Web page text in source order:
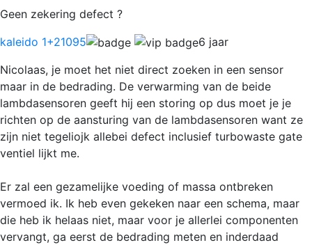
Geen zekering defect ?
kaleido 1+21095
6 jaar
Nicolaas, je moet het niet direct zoeken in een sensor
maar in de bedrading. De verwarming van de beide
lambdasensoren geeft hij een storing op dus moet je je
richten op de aansturing van de lambdasensoren want ze
zijn niet tegeliojk allebei defect inclusief turbowaste gate
ventiel lijkt me.
Er zal een gezamelijke voeding of massa ontbreken
vermoed ik. Ik heb even gekeken naar een schema, maar
die heb ik helaas niet, maar voor je allerlei componenten
vervangt, ga eerst de bedrading meten en inderdaad